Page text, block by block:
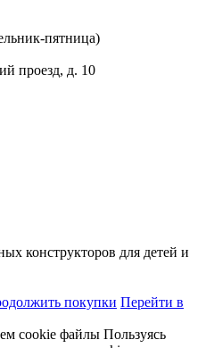
пятница)
проезд, д. 10
конструкторов для детей и
покупки Перейти в
cookie файлы Пользуясь